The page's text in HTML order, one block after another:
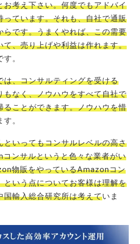
お考え下さい。何度でもアドバイ
っています。それも、自社で通販
らです。うまくやれば、この需要
て、売り上げや利益は作れます。
す。
は、コンサルティングを受ける
もなく、ノウハウをすべて自社で
ることができます。ノウハウを惜
す。
といってもコンサルレベルの高さ
ンサルというと色々な業者がい
物販をやっているAmazonコン
という点についてお客様は理解を
国輸入総合研究所は考えていま